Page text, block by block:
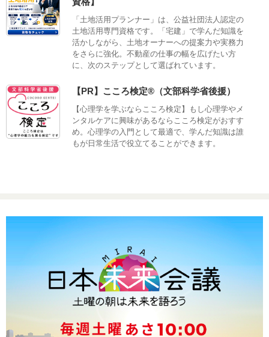
「土地活用プランナー」は、公益社団法人認定の
土地活用専門資格です。「宅建」で学んだ知識を
活かしながら、土地オーナーへの提案力や実務力
をさらに強化。不動産の仕事の幅を広げたい方
に、次のステップとして選ばれています。
【PR】こころ検定®（文部科学省後援）
【心理学を学ぶならこころ検定】もし心理学やメ
ンタルケアに興味があるならこころ検定がおすす
め。心理学の入門として最適で、学んだ知識は誰
もが日常生活で役立てることができます。